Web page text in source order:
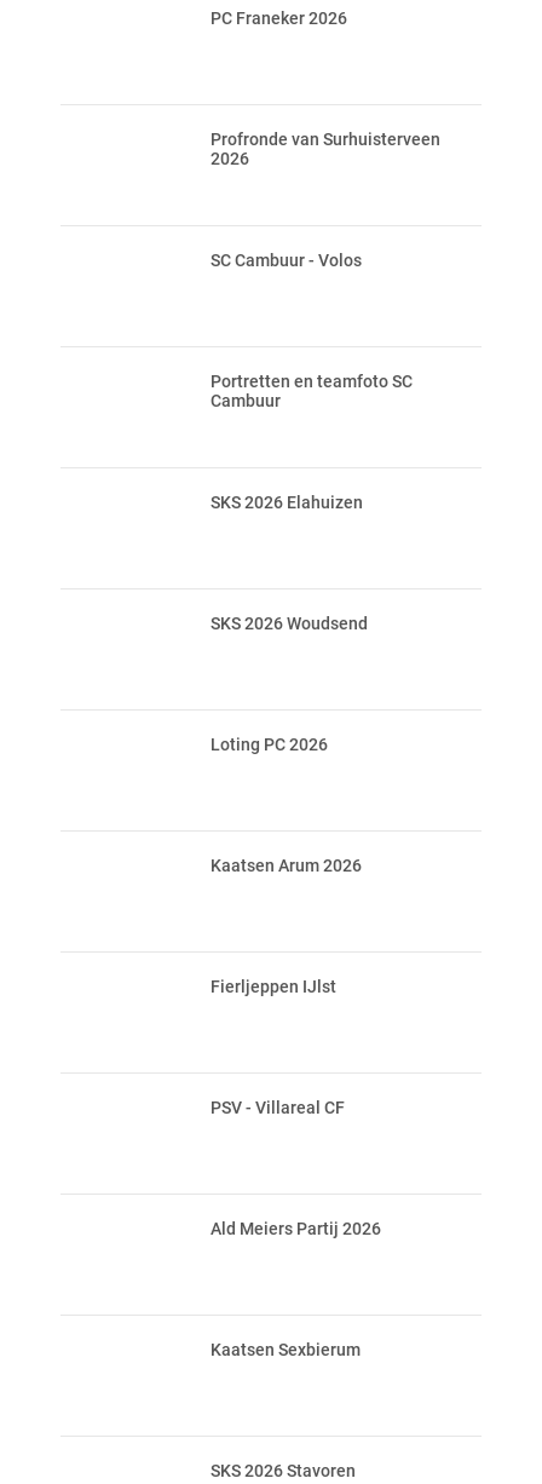
PC Franeker 2026
Profronde van Surhuisterveen
2026
SC Cambuur - Volos
Portretten en teamfoto SC
Cambuur
SKS 2026 Elahuizen
SKS 2026 Woudsend
Loting PC 2026
Kaatsen Arum 2026
Fierljeppen IJlst
PSV - Villareal CF
Ald Meiers Partij 2026
Kaatsen Sexbierum
SKS 2026 Stavoren